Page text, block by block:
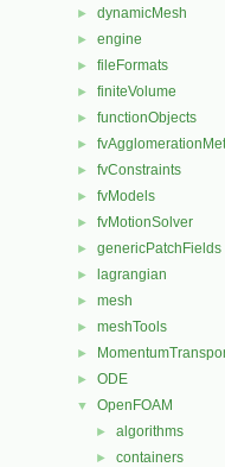
► dynamicMesh
► engine
► fileFormats
► finiteVolume
► functionObjects
►
► fvConstraints
► fvModels
► fvMotionSolver
► genericPatchFields
► lagrangian
► mesh
► meshTools
►
► ODE
▼ OpenFOAM
► algorithms
► containers